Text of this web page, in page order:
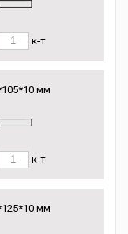
к-т
мм
к-т
мм